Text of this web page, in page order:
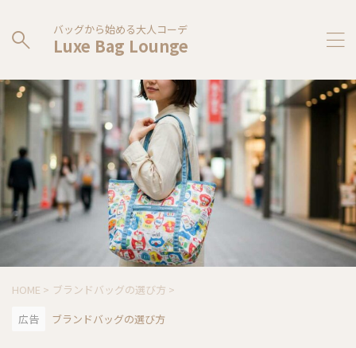
バッグから始める大人コーデ
Luxe Bag Lounge
HOME > ブランドバッグの選び方 >
広告
ブランドバッグの選び方